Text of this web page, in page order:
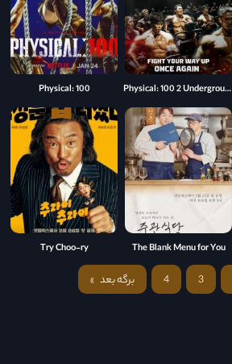
Physical: 100 2 Underground
Physical: 100
The Blank Menu for You
Try Choo-ry
3
4 برگه بعد »